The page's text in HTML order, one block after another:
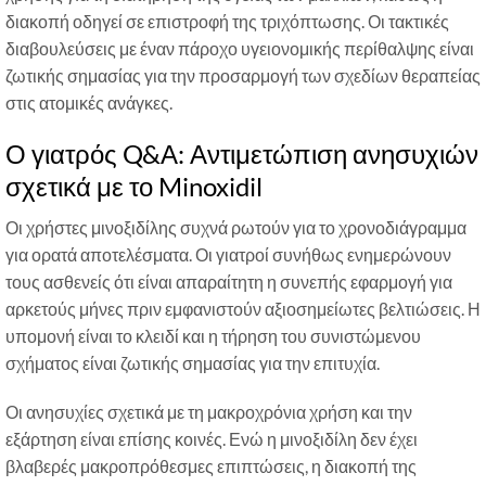
διακοπή οδηγεί σε επιστροφή της τριχόπτωσης. Οι τακτικές
διαβουλεύσεις με έναν πάροχο υγειονομικής περίθαλψης είναι
ζωτικής σημασίας για την προσαρμογή των σχεδίων θεραπείας
στις ατομικές ανάγκες.
Ο γιατρός Q&Α: Αντιμετώπιση ανησυχιών
σχετικά με το Minoxidil
Οι χρήστες μινοξιδίλης συχνά ρωτούν για το χρονοδιάγραμμα
για ορατά αποτελέσματα. Οι γιατροί συνήθως ενημερώνουν
τους ασθενείς ότι είναι απαραίτητη η συνεπής εφαρμογή για
αρκετούς μήνες πριν εμφανιστούν αξιοσημείωτες βελτιώσεις. Η
υπομονή είναι το κλειδί και η τήρηση του συνιστώμενου
σχήματος είναι ζωτικής σημασίας για την επιτυχία.
Οι ανησυχίες σχετικά με τη μακροχρόνια χρήση και την
εξάρτηση είναι επίσης κοινές. Ενώ η μινοξιδίλη δεν έχει
βλαβερές μακροπρόθεσμες επιπτώσεις, η διακοπή της